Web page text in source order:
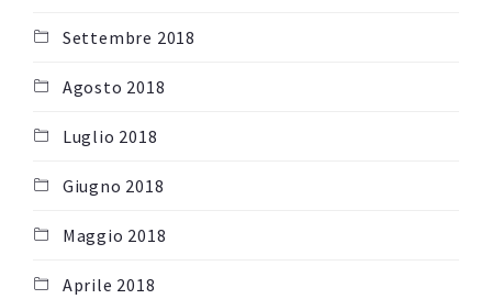
Settembre 2018
Agosto 2018
Luglio 2018
Giugno 2018
Maggio 2018
Aprile 2018